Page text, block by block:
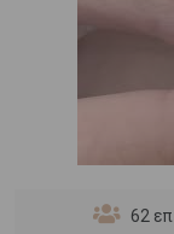
62